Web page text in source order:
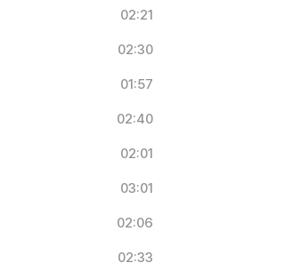
02:21
02:30
01:57
02:40
02:01
03:01
02:06
02:33